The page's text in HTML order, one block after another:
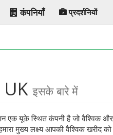
कंपनियाँ प्रदर्शनियों
UKइसके बारे में
एक यूके स्थित कंपनी है जो वैश्विक
मुख्य लक्ष्य आपकी वैश्विक खरीद को